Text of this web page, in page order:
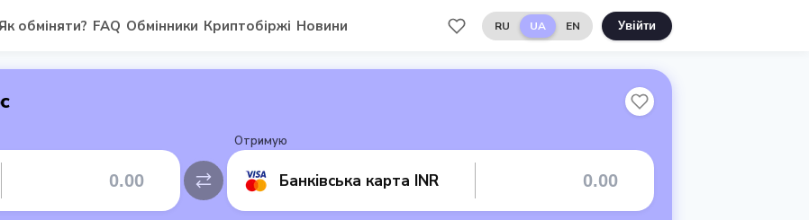
обміняти? FAQ Обмінники Криптобіржі Новини RU UA EN Увійти
Отримую
Банківська карта INR